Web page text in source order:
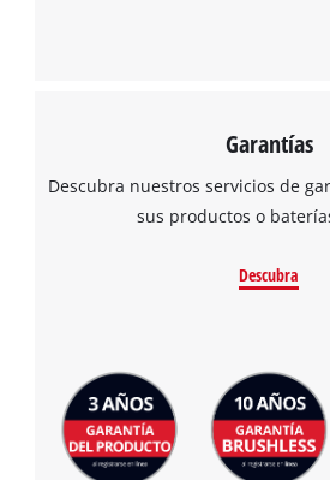
Garantías
Descubra nuestros servicios de
sus productos o
Descubra